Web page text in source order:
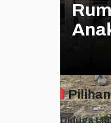
Pilihan
Diduga